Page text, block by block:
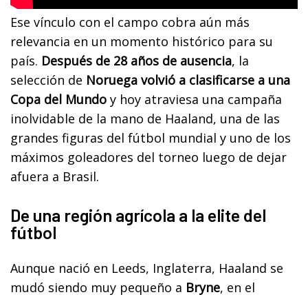
Ese vínculo con el campo cobra aún más
relevancia en un momento histórico para su
país. Después de 28 años de ausencia, la
selección de Noruega volvió a clasificarse a una
Copa del Mundo y hoy atraviesa una campaña
inolvidable de la mano de Haaland, una de las
grandes figuras del fútbol mundial y uno de los
máximos goleadores del torneo luego de dejar
afuera a Brasil.
De una región agrícola a la elite del
fútbol
Aunque nació en Leeds, Inglaterra, Haaland se
mudó siendo muy pequeño a Bryne, en el